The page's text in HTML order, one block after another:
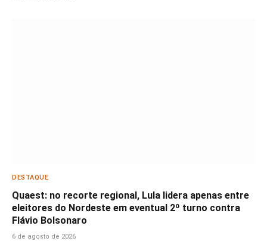
DESTAQUE
Quaest: no recorte regional, Lula lidera apenas entre
eleitores do Nordeste em eventual 2º turno contra
Flávio Bolsonaro
6 de agosto de 2026